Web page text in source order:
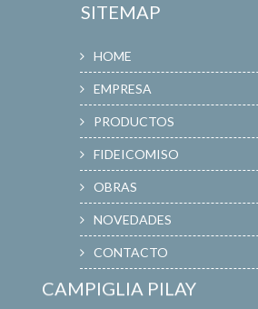
SITEMAP
HOME
EMPRESA
PRODUCTOS
FIDEICOMISO
OBRAS
NOVEDADES
CONTACTO
CAMPIGLIA PILAY